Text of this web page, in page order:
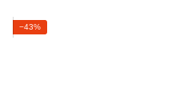
−43%